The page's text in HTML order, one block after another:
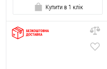
Купити в 1 клік